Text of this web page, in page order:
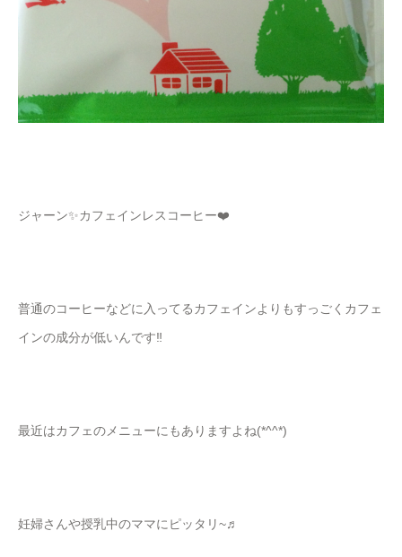
ジャーン✨カフェインレスコーヒー❤️
普通のコーヒーなどに入ってるカフェインよりもすっごくカフェ
インの成分が低いんです‼︎
最近はカフェのメニューにもありますよね(*^^*)
妊婦さんや授乳中のママにピッタリ~♬